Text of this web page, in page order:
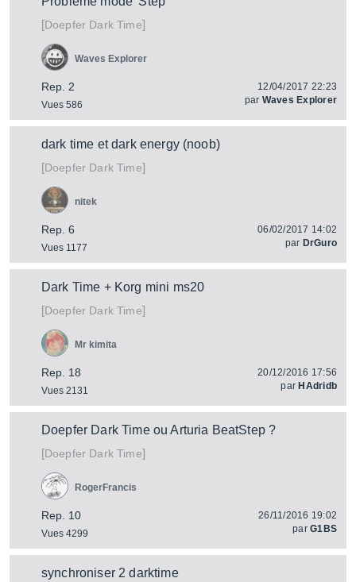
[Doepfer Dark Time]
Rep. 2
Vues 586
Waves Explorer
12/04/2017 22:23
par Waves Explorer
dark time et dark energy (noob)
[Doepfer Dark Time]
Rep. 6
Vues 1177
nitek
06/02/2017 14:02
par DrGuro
Dark Time + Korg mini ms20
[Doepfer Dark Time]
Rep. 18
Vues 2131
Mr kimita
20/12/2016 17:56
par HAdridb
Doepfer Dark Time ou Arturia BeatStep ?
[Doepfer Dark Time]
Rep. 10
Vues 4299
RogerFrancis
26/11/2016 19:02
parG1BS
synchroniser 2 darktime